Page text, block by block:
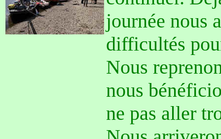
journée nous
difficultés
Nous
nous
ne pas aller